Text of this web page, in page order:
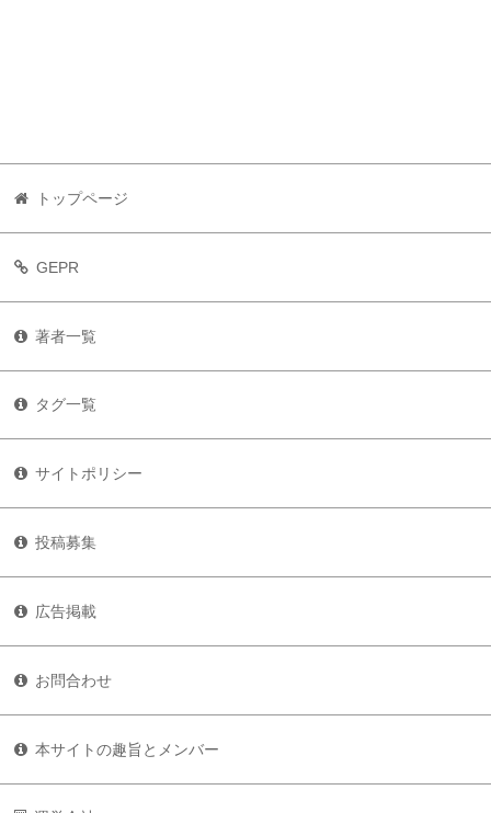
トップページ
GEPR
著者一覧
タグ一覧
サイトポリシー
投稿募集
広告掲載
お問合わせ
本サイトの趣旨とメンバー